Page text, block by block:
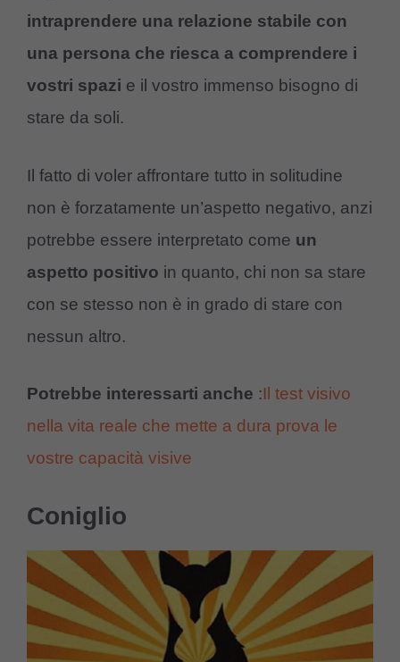
intraprendere una relazione stabile con
una persona che riesca a comprendere i
vostri spazi e il vostro immenso bisogno di
stare da soli.
Il fatto di voler affrontare tutto in solitudine
non è forzatamente un’aspetto negativo, anzi
potrebbe essere interpretato come un
aspetto positivo in quanto, chi non sa stare
con se stesso non è in grado di stare con
nessun altro.
Potrebbe interessarti anche :Il test visivo
nella vita reale che mette a dura prova le
vostre capacità visive
Coniglio